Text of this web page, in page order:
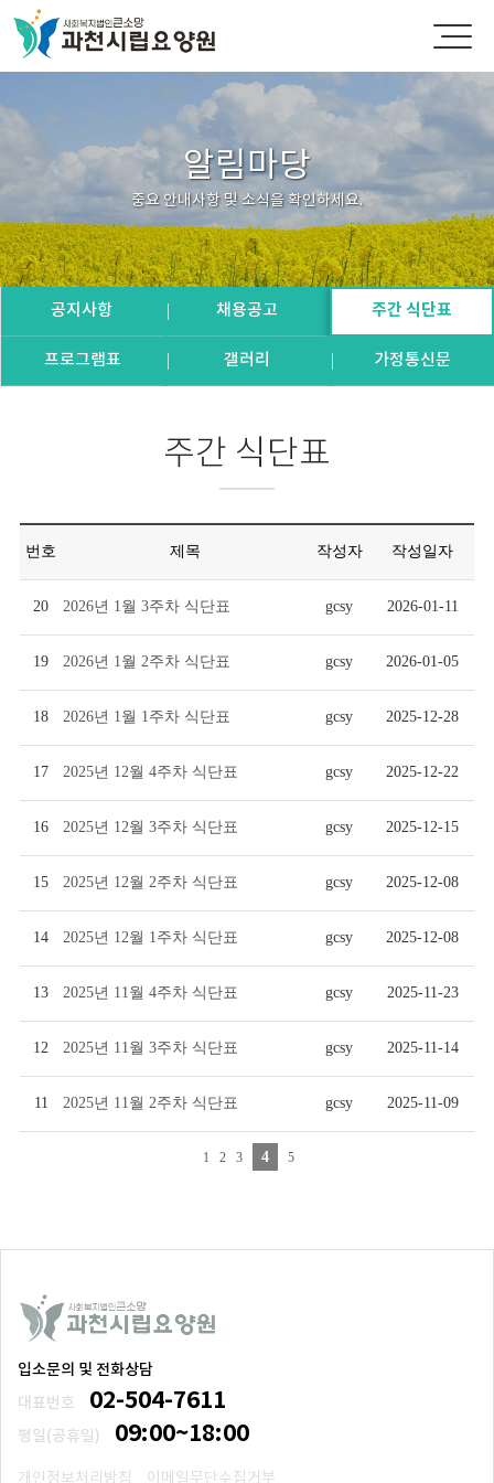
알림마당
중요 안내사항 및 소식을 확인하세요.
공지사항 채용공고 주간 식단표
프로그램표 갤러리 가정통신문
주간 식단표
번호 제목 작성자 작성일자
20 2026년 1월 3주차 식단표 gcsy 2026-01-11
19 2026년 1월 2주차 식단표 gcsy 2026-01-05
18 2026년 1월 1주차 식단표 gcsy 2025-12-28
17 2025년 12월 4주차 식단표 gcsy 2025-12-22
16 2025년 12월 3주차 식단표 gcsy 2025-12-15
15 2025년 12월 2주차 식단표 gcsy 2025-12-08
14 2025년 12월 1주차 식단표 gcsy 2025-12-08
13 2025년 11월 4주차 식단표 gcsy 2025-11-23
12 2025년 11월 3주차 식단표 gcsy 2025-11-14
11 2025년 11월 2주차 식단표 gcsy 2025-11-09
1 2 3 4 5
입소문의 및 전화상담
대표번호
02-504-7611
평일(공휴일) 09:00~18:00
개인정보처리방침 이메일무단수집거부